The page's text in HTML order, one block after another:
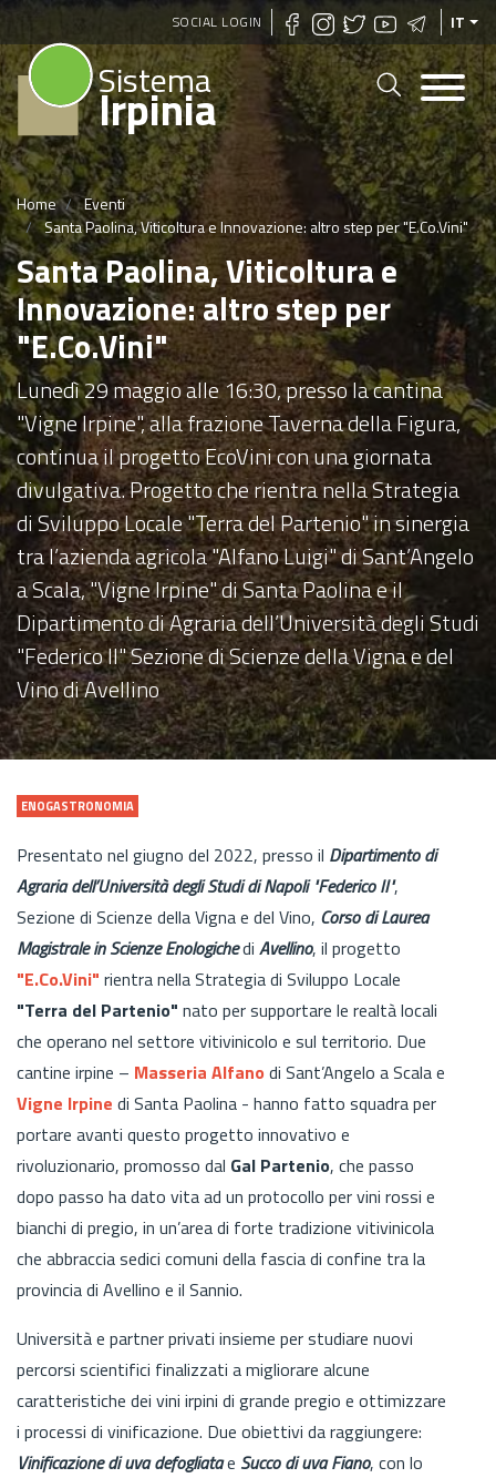
Salta
al
contenuto
principale
SOCIAL LOGIN IT
Sistema
Irpinia
Home
Eventi
Santa Paolina, Viticoltura e Innovazione: altro step per "E.Co.Vini"
Santa Paolina, Viticoltura e
Innovazione: altro step per
"E.Co.Vini"
Lunedì 29 maggio alle 16:30, presso la cantina
"Vigne Irpine", alla frazione Taverna della Figura,
continua il progetto EcoVini con una giornata
divulgativa. Progetto che rientra nella Strategia
di Sviluppo Locale "Terra del Partenio" in sinergia
tra l’azienda agricola "Alfano Luigi" di Sant’Angelo
a Scala, "Vigne Irpine" di Santa Paolina e il
Dipartimento di Agraria dell’Università degli Studi
"Federico II" Sezione di Scienze della Vigna e del
Vino di Avellino
ENOGASTRONOMIA
Presentato nel giugno del 2022, presso il Dipartimento di
Agraria dell’Università degli Studi di Napoli "Federico II",
Sezione di Scienze della Vigna e del Vino, Corso di Laurea
Magistrale in Scienze Enologichedi Avellino, il progetto
"E.Co.Vini" rientra nella Strategia di Sviluppo Locale
"Terra del Partenio" nato per supportare le realtà locali
che operano nel settore vitivinicolo e sul territorio. Due
cantine irpine – Masseria Alfano di Sant’Angelo a Scala e
Vigne Irpine di Santa Paolina - hanno fatto squadra per
portare avanti questo progetto innovativo e
rivoluzionario, promosso dal Gal Partenio, che passo
dopo passo ha dato vita ad un protocollo per vini rossi e
bianchi di pregio, in un’area di forte tradizione vitivinicola
che abbraccia sedici comuni della fascia di confine tra la
provincia di Avellino e il Sannio.
Università e partner privati insieme per studiare nuovi
percorsi scientifici finalizzati a migliorare alcune
caratteristiche dei vini irpini di grande pregio e ottimizzare
i processi di vinificazione. Due obiettivi da raggiungere:
Vinificazione di uva defogliatae Succo di uva Fiano, con lo